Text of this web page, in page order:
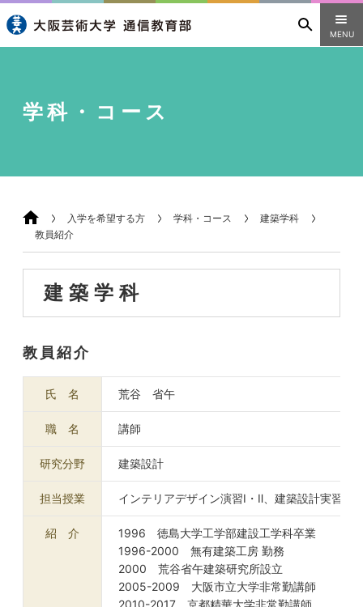
MENU
学科・コース
入学を希望する方 学科・コース
建築学科
教員紹介
建築学科
教員紹介
氏 名 荒谷 省午
職 名 講師
研究分野 建築設計
担当授業 インテリアデザイン演習Ⅰ・Ⅱ、建築設計実習Ⅱ
紹 介
1996 徳島大学工学部建設工学科卒業
1996-2000 無有建築工房 勤務
2000 荒谷省午建築研究所設立
2005-2009 大阪市立大学非常勤講師
2010-2017 京都精華大学非常勤講師